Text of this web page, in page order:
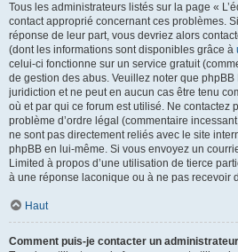
Tous les administrateurs listés sur la page «
contact approprié concernant ces problèmes.
réponse de leur part, vous devriez alors
(dont les informations sont disponibles grâce à
celui-ci fonctionne sur un service gratuit
de gestion des abus. Veuillez noter que
juridiction et ne peut en aucun cas être tenu
où et par qui ce forum est utilisé. Ne contactez
problème d’ordre légal (commentaire
ne sont pas directement reliés avec le site
phpBB en lui-même. Si vous envoyez un
Limited à propos d’une utilisation de tierce
à une réponse laconique ou à ne pas recevoir
Haut
Comment puis-je contacter un